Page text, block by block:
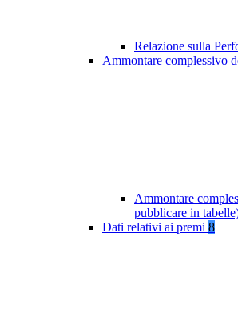
Relazione sulla
Ammontare complessivo
Ammontare
pubblicare in
Dati relativi ai premi 8